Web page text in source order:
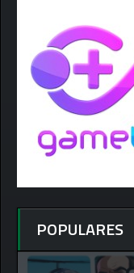
POPULARES